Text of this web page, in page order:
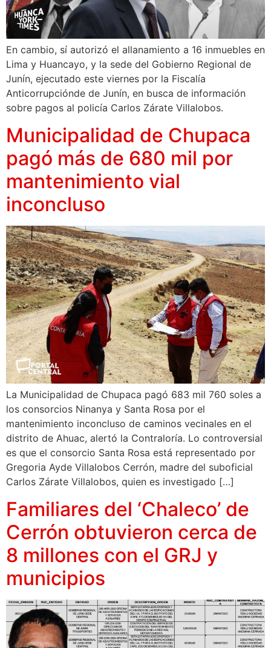
En cambio, sí autorizó el allanamiento a 16 inmuebles en
Lima y Huancayo, y la sede del Gobierno Regional de
Junín, ejecutado este viernes por la Fiscalía
Anticorrupciónde de Junín, en busca de información
sobre pagos al policía Carlos Zárate Villalobos.
Municipalidad de Chupaca
pagó más de 680 mil por
mantenimiento vial
inconcluso
La Municipalidad de Chupaca pagó 683 mil 760 soles a
los consorcios Ninanya y Santa Rosa por el
mantenimiento inconcluso de caminos vecinales en el
distrito de Ahuac, alertó la Contraloría. Lo controversial
es que el consorcio Santa Rosa está representado por
Gregoria Ayde Villalobos Cerrón, madre del suboficial
Carlos Zárate Villalobos, quien es investigado […]
Familiares del ‘Chaleco’ de
Cerrón obtuvieron cerca de
8 millones con el GRJ y
municipios